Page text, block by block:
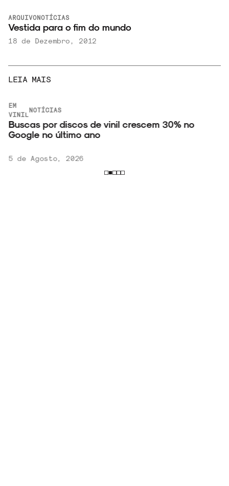
ARQUIVONOTÍCIAS
Vestida para o fim do mundo
18 de Dezembro, 2012
LEIA MAIS
EM
VINIL
NOTÍCIAS
Buscas por discos de vinil crescem 30% no
Google no último ano
5 de Agosto, 2026